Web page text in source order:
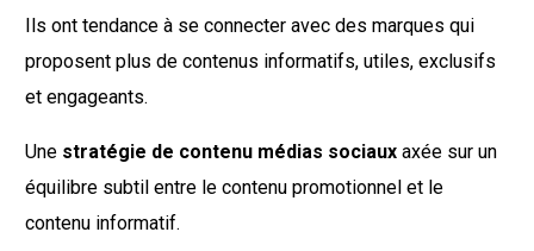
Ils ont tendance à se connecter avec des marques qui
proposent plus de contenus informatifs, utiles, exclusifs
et engageants.
Une stratégie de contenu médias sociaux axée sur un
équilibre subtil entre le contenu promotionnel et le
contenu informatif.